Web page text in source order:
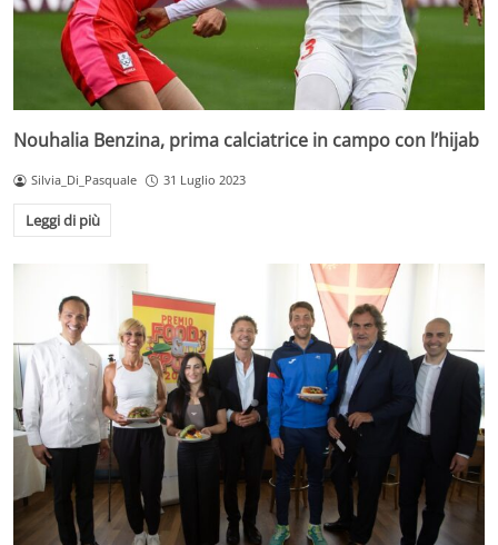
Nouhalia Benzina, prima calciatrice in campo con l’hijab
Silvia_Di_Pasquale 31 Luglio 2023
Leggi di più